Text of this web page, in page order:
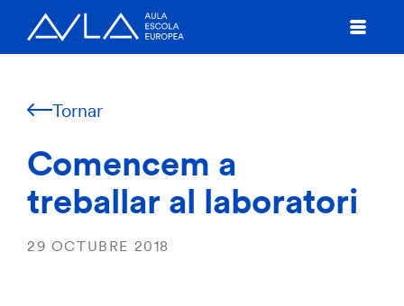
Tornar
Comencem a
treballar al laboratori
29 OCTUBRE 2018